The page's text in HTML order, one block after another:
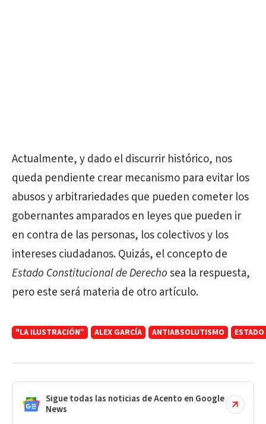
Actualmente, y dado el discurrir histórico, nos
queda pendiente crear mecanismo para evitar los
abusos y arbitrariedades que pueden cometer los
gobernantes amparados en leyes que pueden ir
en contra de las personas, los colectivos y los
intereses ciudadanos. Quizás, el concepto de
Estado Constitucional de Derechosea la respuesta,
pero este será materia de otro artículo.
"LA ILUSTRACIÓN” ALEX GARCÍA ANTIABSOLUTISMO
Sigue todas las noticias de Acento en Google
News